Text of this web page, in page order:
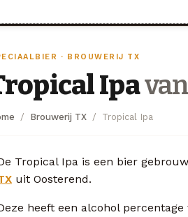
· BROUWERIJ TX
Ipa
Brouwerij TX Tropical Ipa
Tropical Ipa is een bier
uit Oosterend.
heeft een alcohol percentage